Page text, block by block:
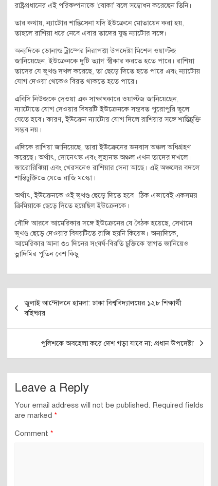
রাষ্ট্রপ্রধানের এই পরিকল্পনাকে ‘বোকা’ বলে সম্বোধন করেছেন তিনি।
তার কথায়, ন্যাটোর শান্তিসেনা যদি ইউক্রেনে মোতায়েন করা হয়,
তাহলে রাশিয়া ধরে নেবে এবার তাদের যুদ্ধ ন্যাটোর সঙ্গে।
অন্যদিকে ডোনাল্ড ট্রাম্পের নিরাপত্তা উপদেষ্টা মিশেল ওয়াল্টজ
জানিয়েছেন, ইউক্রেনকে দুটি ত্যাগ স্বীকার করতে হতে পারে। রাশিয়া
তাদের যে ভূখণ্ড দখল করেছে, তা ছেড়ে দিতে হতে পারে এবং ন্যাটোয়
যোগ দেওয়া থেকেও বিরত থাকতে হতে পারে।
এবিসি নিউজকে দেওয়া এক সাক্ষাৎকারে ওয়াল্টজ জানিয়েছেন,
ন্যাটোতে যোগ দেওয়ার বিষয়টি ইউক্রেনকে সম্ভবত পুরোপুরি ভুলে
যেতে হবে। কারণ, ইউক্রেন ন্যাটোয় যোগ দিলে রাশিয়ার সঙ্গে শান্তিচুক্তি
সম্ভব নয়।
এদিকে রাশিয়া জানিয়েছে, তারা ইউক্রেনের ডনবাস অঞ্চল অধিগ্রহণ
করেছে। অর্থাৎ, দোনেৎস্ক এবং লুহানস্ক অঞ্চল এখন তাদের দখলে।
জারোরিঝিয়া এবং খেরসনেও রাশিয়ার সেনা আছে। এই অঞ্চলের বদলে
শান্তিচুক্তিতে যেতে রাজি মস্কো।
অর্থাৎ, ইউক্রেনকে ওই ভূখণ্ড ছেড়ে দিতে হবে। ঠিক এভাবেই একসময়
ক্রিমিয়াকে ছেড়ে দিতে হয়েছিল ইউক্রেনকে।
সৌদি আরবে আমেরিকার সঙ্গে ইউক্রেনের যে বৈঠক হয়েছে, সেখানে
ভূখণ্ড ছেড়ে দেওয়ার বিষয়টিতে রাজি হয়নি কিয়েভ। অন্যদিকে,
আমেরিকার আনা ৩০ দিনের সংঘর্ষ-বিরতি চুক্তিকে স্বাগত জানিয়েও
ভ্লাদিমির পুতিন বেশ কিছু
navigation
জুলাই আন্দোলনে হামলা: ঢাকা বিশ্ববিদ্যালয়ের ১২৮ শিক্ষার্থী
বহিষ্কার
পুলিশকে অবহেলা করে দেশ গড়া যাবে না: প্রধান উপদেষ্টা
Leave a Reply
Your email address will not be published. Required fields
are marked *
Comment *